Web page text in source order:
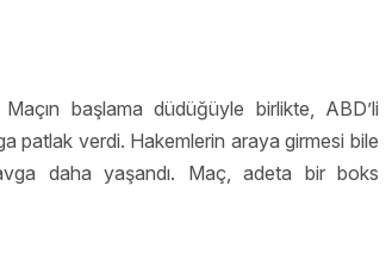
Maçın başlama düdüğüyle birlikte, ABD’li
patlak verdi. Hakemlerin araya girmesi bile
daha yaşandı. Maç, adeta bir boks